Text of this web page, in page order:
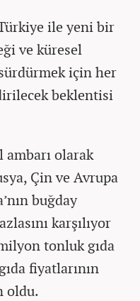
ile yeni bir
ve küresel
için her
beklentisi
ambarı olarak
Çin ve Avrupa
buğday
karşılıyor
tonluk gıda
fiyatlarının
oldu.